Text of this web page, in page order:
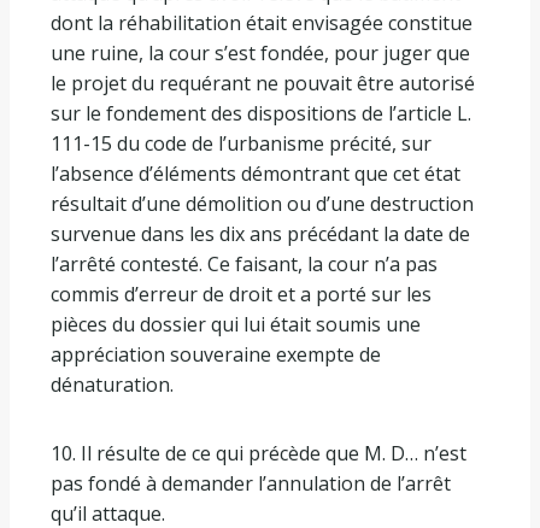
dont la réhabilitation était envisagée constitue
une ruine, la cour s’est fondée, pour juger que
le projet du requérant ne pouvait être autorisé
sur le fondement des dispositions de l’article L.
111-15 du code de l’urbanisme précité, sur
l’absence d’éléments démontrant que cet état
résultait d’une démolition ou d’une destruction
survenue dans les dix ans précédant la date de
l’arrêté contesté. Ce faisant, la cour n’a pas
commis d’erreur de droit et a porté sur les
pièces du dossier qui lui était soumis une
appréciation souveraine exempte de
dénaturation.
10. Il résulte de ce qui précède que M. D… n’est
pas fondé à demander l’annulation de l’arrêt
qu’il attaque.